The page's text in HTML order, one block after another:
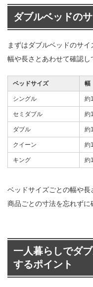
ダブルベッドの
まずはダブルベッドのサ
幅や長さとあわせて確認し
ベッドサイズ 幅
シングル 約
セミダブル 約
ダブル 約
クイーン 約
キング 約
ベッドサイズごとの幅や
商品ごとの寸法を忘れずに
一人暮らしでダ
するポイント